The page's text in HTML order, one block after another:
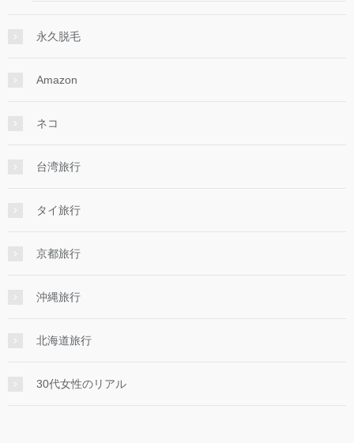
永久脱毛
Amazon
ネコ
台湾旅行
タイ旅行
京都旅行
沖縄旅行
北海道旅行
30代女性のリアル